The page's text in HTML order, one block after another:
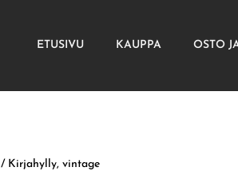
ETUSIVU KAUPPA OSTO
/ Kirjahylly, vintage